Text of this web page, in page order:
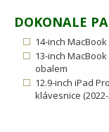
DOKONALE
14-inch
13-inch
obalem
12.9-inch iPad
klávesnice